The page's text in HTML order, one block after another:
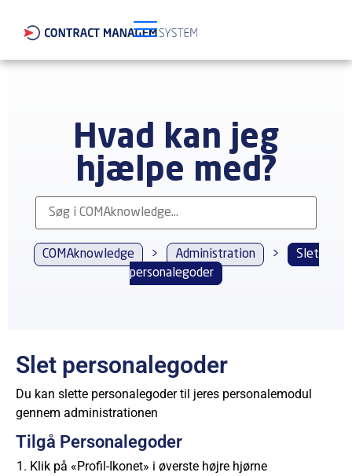
Hvad kan jeg
hjælpe med?
COMAknowledge > Administration >
Slet
personalegoder
Slet personalegoder
Du kan slette personalegoder til jeres personalemodul
gennem administrationen
Tilgå Personalegoder
Klik på «Profil-Ikonet» i øverste højre hjørne